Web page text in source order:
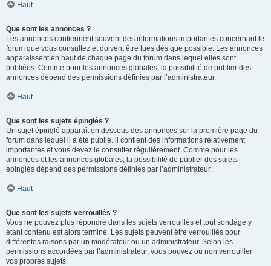
Haut
Que sont les annonces ?
Les annonces contiennent souvent des informations importantes concernant le
forum que vous consultez et doivent être lues dès que possible. Les annonces
apparaissent en haut de chaque page du forum dans lequel elles sont
publiées. Comme pour les annonces globales, la possibilité de publier des
annonces dépend des permissions définies par l’administrateur.
Haut
Que sont les sujets épinglés ?
Un sujet épinglé apparaît en dessous des annonces sur la première page du
forum dans lequel il a été publié. il contient des informations relativement
importantes et vous devez le consulter régulièrement. Comme pour les
annonces et les annonces globales, la possibilité de publier des sujets
épinglés dépend des permissions définies par l’administrateur.
Haut
Que sont les sujets verrouillés ?
Vous ne pouvez plus répondre dans les sujets verrouillés et tout sondage y
étant contenu est alors terminé. Les sujets peuvent être verrouillés pour
différentes raisons par un modérateur ou un administrateur. Selon les
permissions accordées par l’administrateur, vous pouvez ou non verrouiller
vos propres sujets.